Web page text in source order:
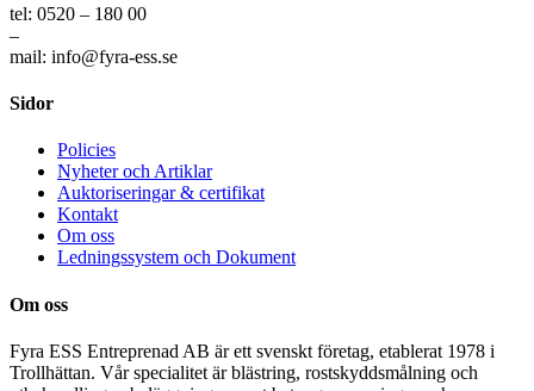
tel: 0520 – 180 00
–
mail: info@fyra-ess.se
Sidor
Policies
Nyheter och Artiklar
Auktoriseringar & certifikat
Kontakt
Om oss
Ledningssystem och Dokument
Om oss
Fyra ESS Entreprenad AB är ett svenskt företag, etablerat 1978 i
Trollhättan. Vår specialitet är blästring, rostskyddsmålning och